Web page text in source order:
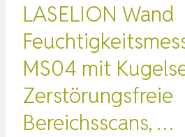
LASELION Wand
MS04 mit
Zerstörungsfreie
Bereichsscans, …